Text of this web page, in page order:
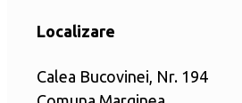
Localizare
Calea Bucovinei, Nr. 194